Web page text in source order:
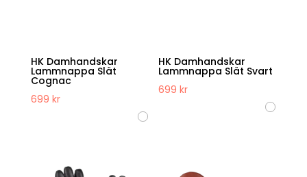
HK Damhandskar
Lammnappa Slät
Cognac
699 kr
HK Damhandskar
Lammnappa Slät Svart
699kr